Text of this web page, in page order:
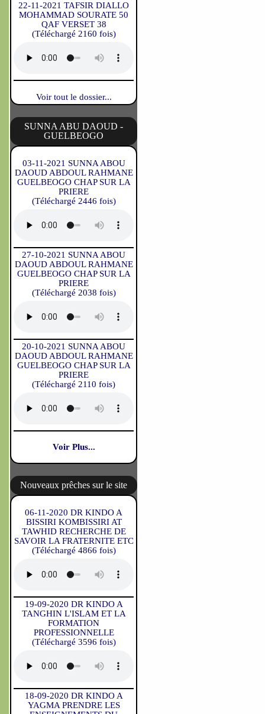
22-11-2021 TAFSIR DIALLO
MOHAMMAD SOURATE 50
QAF VERSET 38
(Téléchargé 2160 fois)
Voir tout le dossier...
SUNNA ABU DAOUD -
GUELBEOGO
03-11-2021 SUNNA ABOU
DAOUD ABDOUL RAHMANE
GUELBEOGO CHAP SUR LA
PRIERE
(Téléchargé 2446 fois)
27-10-2021 SUNNA ABOU
DAOUD ABDOUL RAHMANE
GUELBEOGO CHAP SUR LA
PRIERE
(Téléchargé 2038 fois)
20-10-2021 SUNNA ABOU
DAOUD ABDOUL RAHMANE
GUELBEOGO CHAP SUR LA
PRIERE
(Téléchargé 2110 fois)
Voir Plus...
Nouveaux prêches sur le site
06-11-2020 DR KINDO A
BISSIRI KOMBISSIRI AT
TAWHID RECHERCHE DE
SAVOIR LA FRATERNITE ETC
(Téléchargé 4866 fois)
19-09-2020 DR KINDO A
TANGHIN L'ISLAM ET LA
FORMATION
PROFESSIONNELLE
(Téléchargé 3596 fois)
18-09-2020 DR KINDO A
YAGMA PRENDRE LES